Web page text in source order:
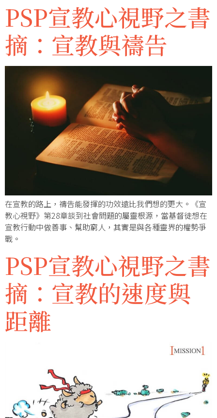
PSP宣教心視野之書
摘：宣教與禱告
在宣教的路上，禱告能發揮的功效遠比我們想的更大。《宣
教心視野》第28章談到社會問題的屬靈根源，當基督徒想在
宣教行動中做善事、幫助窮人，其實是與各種靈界的權勢爭
戰。
PSP宣教心視野之書
摘：宣教的速度與
距離